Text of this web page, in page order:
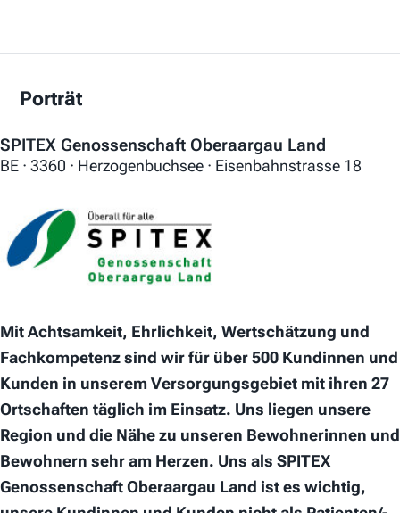
Porträt
SPITEX Genossenschaft Oberaargau Land
BE · 3360 · Herzogenbuchsee · Eisenbahnstrasse 18
Mit Achtsamkeit, Ehrlichkeit, Wertschätzung und
Fachkompetenz sind wir für über 500 Kundinnen und
Kunden in unserem Versorgungsgebiet mit ihren 27
Ortschaften täglich im Einsatz. Uns liegen unsere
Region und die Nähe zu unseren Bewohnerinnen und
Bewohnern sehr am Herzen. Uns als SPITEX
Genossenschaft Oberaargau Land ist es wichtig,